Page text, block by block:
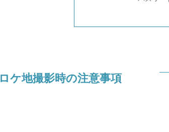
ロケ地撮影時の注意事項